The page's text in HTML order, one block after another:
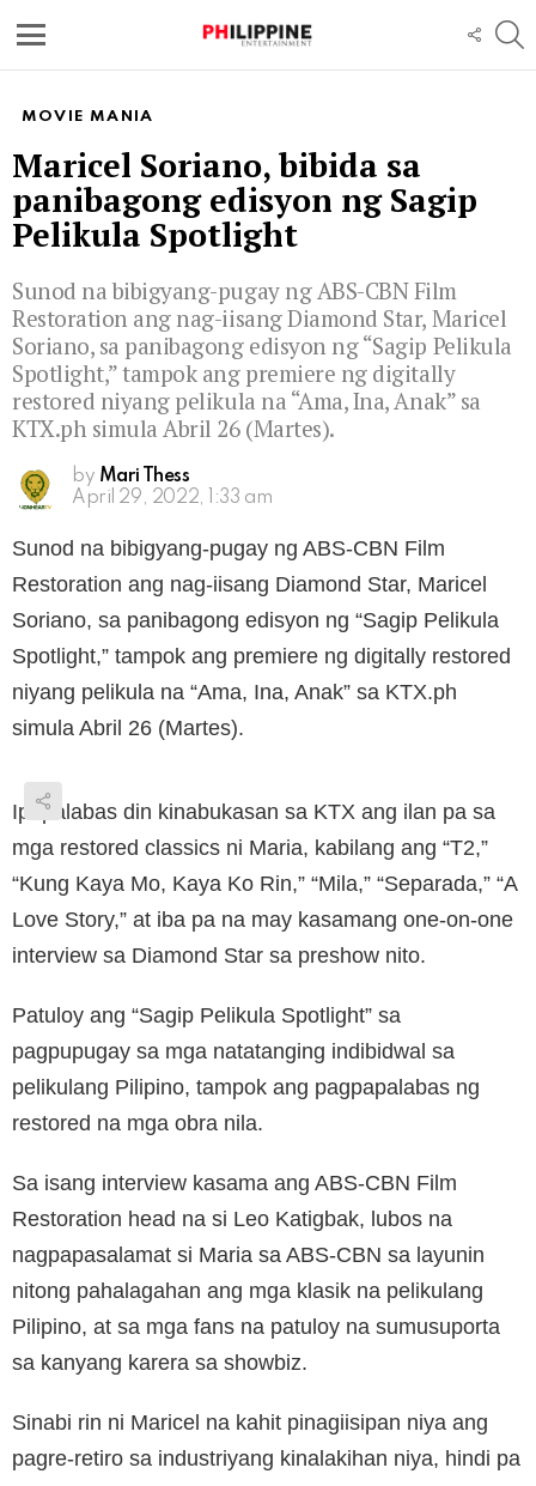
MOVIE MANIA
Maricel Soriano, bibida sa
panibagong edisyon ng Sagip
Pelikula Spotlight
Sunod na bibigyang-pugay ng ABS-CBN Film
Restoration ang nag-iisang Diamond Star, Maricel
Soriano, sa panibagong edisyon ng “Sagip Pelikula
Spotlight,” tampok ang premiere ng digitally
restored niyang pelikula na “Ama, Ina, Anak” sa
KTX.ph simula Abril 26 (Martes).
by Mari Thess
April 29, 2022, 1:33 am
Sunod na bibigyang-pugay ng ABS-CBN Film
Restoration ang nag-iisang Diamond Star, Maricel
Soriano, sa panibagong edisyon ng “Sagip Pelikula
Spotlight,” tampok ang premiere ng digitally restored
niyang pelikula na “Ama, Ina, Anak” sa KTX.ph
simula Abril 26 (Martes).
Ipapalabas din kinabukasan sa KTX ang ilan pa sa
mga restored classics ni Maria, kabilang ang “T2,”
“Kung Kaya Mo, Kaya Ko Rin,” “Mila,” “Separada,” “A
Love Story,” at iba pa na may kasamang one-on-one
interview sa Diamond Star sa preshow nito.
Patuloy ang “Sagip Pelikula Spotlight” sa
pagpupugay sa mga natatanging indibidwal sa
pelikulang Pilipino, tampok ang pagpapalabas ng
restored na mga obra nila.
Sa isang interview kasama ang ABS-CBN Film
Restoration head na si Leo Katigbak, lubos na
nagpapasalamat si Maria sa ABS-CBN sa layunin
nitong pahalagahan ang mga klasik na pelikulang
Pilipino, at sa mga fans na patuloy na sumusuporta
sa kanyang karera sa showbiz.
Sinabi rin ni Maricel na kahit pinagiisipan niya ang
pagre-retiro sa industriyang kinalakihan niya, hindi pa